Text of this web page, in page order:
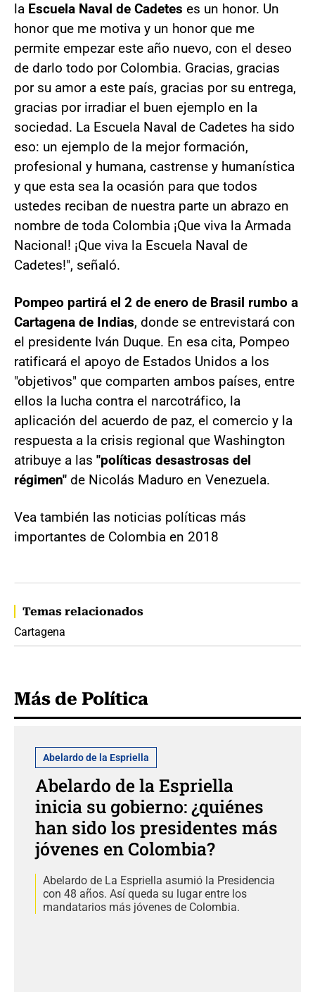
la Escuela Naval de Cadetes es un honor. Un
honor que me motiva y un honor que me
permite empezar este año nuevo, con el deseo
de darlo todo por Colombia. Gracias, gracias
por su amor a este país, gracias por su entrega,
gracias por irradiar el buen ejemplo en la
sociedad. La Escuela Naval de Cadetes ha sido
eso: un ejemplo de la mejor formación,
profesional y humana, castrense y humanística
y que esta sea la ocasión para que todos
ustedes reciban de nuestra parte un abrazo en
nombre de toda Colombia ¡Que viva la Armada
Nacional! ¡Que viva la Escuela Naval de
Cadetes!", señaló.
Pompeo partirá el 2 de enero de Brasil rumbo a
Cartagena de Indias, donde se entrevistará con
el presidente Iván Duque. En esa cita, Pompeo
ratificará el apoyo de Estados Unidos a los
"objetivos" que comparten ambos países, entre
ellos la lucha contra el narcotráfico, la
aplicación del acuerdo de paz, el comercio y la
respuesta a la crisis regional que Washington
atribuye a las "políticas desastrosas del
régimen" de Nicolás Maduro en Venezuela.
Vea también las noticias políticas más
importantes de Colombia en 2018
Temas relacionados
Cartagena
Más de Política
Abelardo de la Espriella
Abelardo de la Espriella
inicia su gobierno: ¿quiénes
han sido los presidentes más
jóvenes en Colombia?
Abelardo de La Espriella asumió la Presidencia
con 48 años. Así queda su lugar entre los
mandatarios más jóvenes de Colombia.